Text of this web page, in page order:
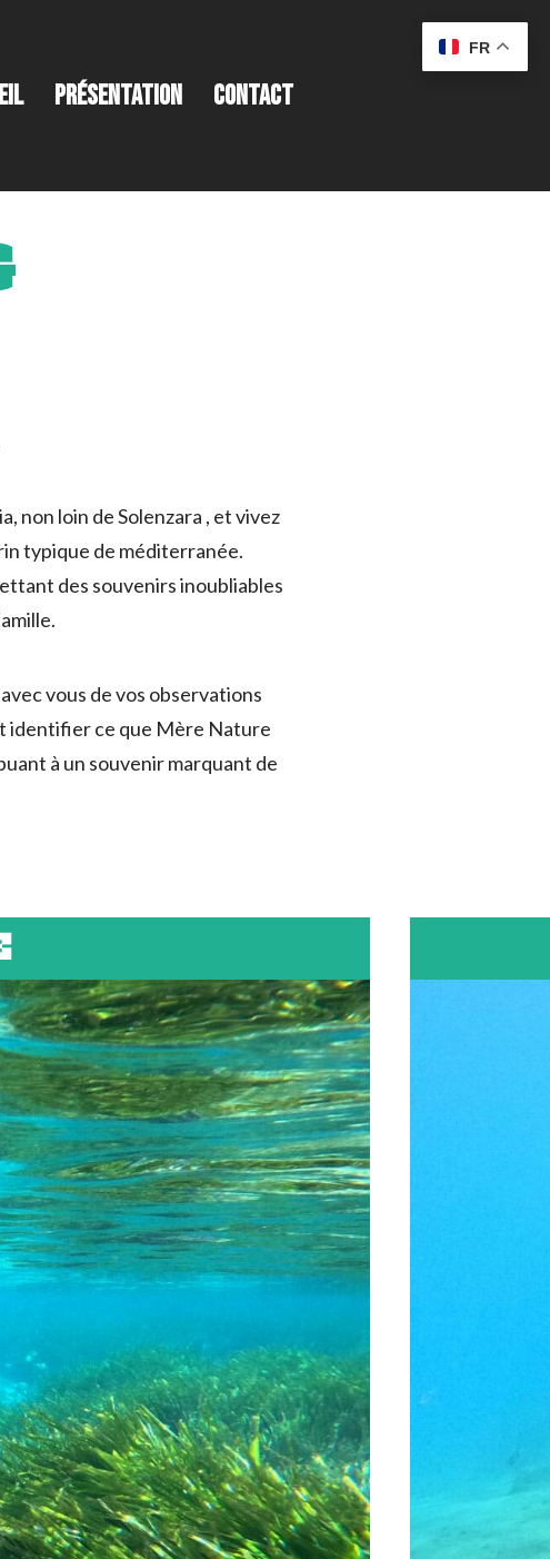
PRÉSENTATION CONTACT
non loin de Solenzara , et vivez
typique de méditerranée.
des souvenirs inoubliables
vous de vos observations
identifier ce que Mère Nature
à un souvenir marquant de
FR